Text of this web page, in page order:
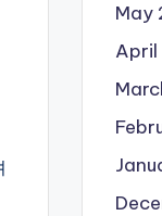
May